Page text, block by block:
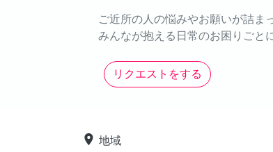
ご近所の人の悩みやお願いが詰ま
みんなが抱える日常のお困りごと
リクエストをする
place 地域